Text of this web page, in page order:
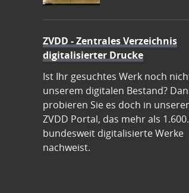
ZVDD - Zentrales Verzeichnis
digitalisierter Drucke
Ist Ihr gesuchtes Werk noch
unserem digitalen Bestand?
probieren Sie es doch in
ZVDD Portal, das mehr als
bundesweit digitalisierte Werke
nachweist.